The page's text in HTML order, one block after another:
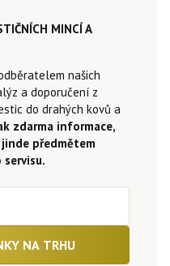
MINCÍ A
našich
a doporučení z
do drahých kovů a
zdarma informace,
předmětem
NA TRHU